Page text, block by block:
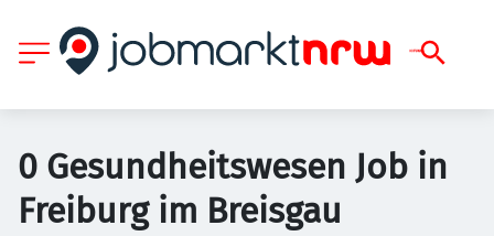
0 Gesundheitswesen Job in
Freiburg im Breisgau